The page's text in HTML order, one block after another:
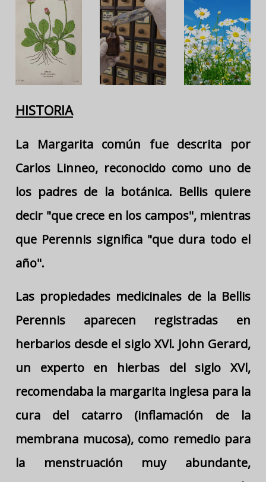
HISTORIA
La Margarita común fue descrita por
Carlos Linneo, reconocido como uno de
los padres de la botánica. Bellis quiere
decir "que crece en los campos", mientras
que Perennis significa "que dura todo el
año".
Las propiedades medicinales de la Bellis
Perennis aparecen registradas en
herbarios desde el siglo XVl. John Gerard,
un experto en hierbas del siglo XVl,
recomendaba la margarita inglesa para la
cura del catarro (inflamación de la
membrana mucosa), como remedio para
la menstruación muy abundante,